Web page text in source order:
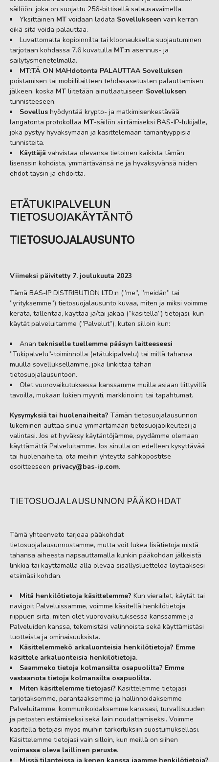
säilöön, joka on suojattu 256-bittisellä salausavaimella.
Yksittäinen MT voidaan ladata Sovellukseen vain kerran
eikä sitä voida palauttaa.
Luvattomalta kopioinnilta tai kloonaukselta suojautuminen
tarjotaan kohdassa 7.6 kuvatulla MT:n asennus- ja
säilytysmenetelmällä.
MT:TÄ ON MAHdotonta PALAUTTAA Sovelluksen
poistamisen tai mobiililaitteen tehdasasetusten palauttamisen
jälkeen, koska MT liitetään ainutlaatuiseen Sovelluksen
tunnisteeseen.
Sovellus hyödyntää krypto- ja matkimisenkestävää
langatonta protokollaa MT-säilön siirtämiseksi BAS-IP-lukijalle,
joka pystyy hyväksymään ja käsittelemään tämäntyyppisiä
tunnisteita.
Käyttäjä vahvistaa olevansa tietoinen kaikista tämän
lisenssin kohdista, ymmärtävänsä ne ja hyväksyvänsä niiden
ehdot täysin ja ehdoitta.
ETÄTUKIPALVELUN
TIETOSUOJAKÄYTÄNTÖ
TIETOSUOJALAUSUNTO
Viimeksi päivitetty 7. joulukuuta 2023
Tämä BAS-IP DISTRIBUTION LTD:n (”me”, ”meidän” tai
”yrityksemme”) tietosuojalausunto kuvaa, miten ja miksi voimme
kerätä, tallentaa, käyttää ja/tai jakaa (”käsitellä”) tietojasi, kun
käytät palveluitamme (”Palvelut”), kuten silloin kun:
Anantekniselle tuellemme pääsyn laitteeseesi
”Tukipalvelu”-toiminnolla (etätukipalvelu) tai millä tahansa
muulla sovelluksellamme, joka linkittää tähän
tietosuojalausuntoon.
Olet vuorovaikutuksessa kanssamme muilla asiaan liittyvillä
tavoilla, mukaan lukien myynti, markkinointi tai tapahtumat.
Kysymyksiä tai huolenaiheita? Tämän tietosuojalausunnon
lukeminen auttaa sinua ymmärtämään tietosuojaoikeutesi ja
valintasi. Jos et hyväksy käytäntöjämme, pyydämme olemaan
käyttämättä Palveluitamme. Jos sinulla on edelleen kysyttävää
tai huolenaiheita, ota meihin yhteyttä sähköpostitse
osoitteeseen privacy@bas-ip.com.
TIETOSUOJALAUSUNNON PÄÄKOHDAT
Tämä yhteenveto tarjoaa pääkohdat
tietosuojalausunnostamme, mutta voit lukea lisätietoja mistä
tahansa aiheesta napsauttamalla kunkin pääkohdan jälkeistä
linkkiä tai käyttämällä alla olevaa sisällysluetteloa löytääksesi
etsimäsi kohdan.
Mitä henkilötietoja käsittelemme? Kun vierailet, käytät tai
navigoit Palveluissamme, voimme käsitellä henkilötietoja
riippuen siitä, miten olet vuorovaikutuksessa kanssamme ja
Palveluiden kanssa, tekemistäsi valinnoista sekä käyttämistäsi
tuotteista ja ominaisuuksista.
Käsittelemmekö arkaluonteisia henkilötietoja? Emme
käsittele arkaluonteisia henkilötietoja.
Saammeko tietoja kolmansilta osapuolilta? Emme
vastaanota tietoja kolmansilta osapuolilta.
Miten käsittelemme tietojasi? Käsittelemme tietojasi
tarjotaksemme, parantaaksemme ja hallinnoidaksemme
Palveluitamme, kommunikoidaksemme kanssasi, turvallisuuden
ja petosten estämiseksi sekä lain noudattamiseksi. Voimme
käsitellä tietojasi myös muihin tarkoituksiin suostumuksellasi.
Käsittelemme tietojasi vain silloin, kun meillä on siihen
voimassa oleva laillinen peruste.